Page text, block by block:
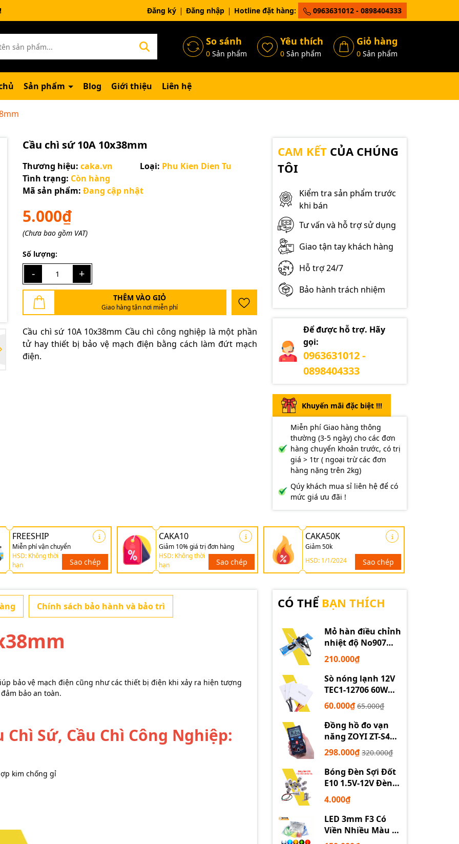
chờ đợi bạn Đăng ký Đăng nhập Hotline đặt hàng: 0963631012 - 0898404333
So sánh
0Sản phẩm
Yêu thích
0Sản phẩm
Giỏ hàng
0Sản phẩm
Sản phẩm Blog Giới thiệu Liên hệ
Cầu chì sứ 10A 10x38mm
Thương hiệu: caka.vn Loại: Phu Kien Dien Tu
Tình trạng: Còn hàng
Mã sản phẩm: Đang cập nhật
5.000₫
(Chưa bao gồm VAT)
Số lượng:
- +
THÊM VÀO GIỎ
Giao hàng tận nơi miễn phí
Cầu chì sứ 10A 10x38mm Cầu chì công nghiệp là một phần
tử hay thiết bị bảo vệ mạch điện bằng cách làm đứt mạch
điện.
CAM KẾTCỦA CHÚNG
TÔI
Kiểm tra sản phẩm trước
khi bán
Tư vấn và hỗ trợ sử dụng
Giao tận tay khách hàng
Hỗ trợ 24/7
Bảo hành trách nhiệm
Để được hỗ trợ. Hãy
gọi:
0963631012 -
0898404333
Khuyến mãi đặc biệt !!!
Miễn phí Giao hàng thông
thường (3-5 ngày) cho các đơn
hàng chuyển khoản trước, có trị
giá > 1tr ( ngoại trừ các đơn
hàng nặng trên 2kg)
Qúy khách mua sỉ liên hệ để có
mức giá ưu đãi !
FREESHIP
Miễn phí vận chuyển
HSD: Không thời
hạn
Sao chép
CAKA10
Giảm 10% giá trị đơn hàng
HSD: Không thời
hạn
Sao chép
CAKA50K
Giảm 50k
HSD: 1/1/2024
Sao chép
Chính sách bảo hành và bảo trì
bảo vệ mạch điện cũng như các thiết bị điện khi xảy ra hiện tượng
bảo an toàn.
Chì Sứ, Cầu Chì Công Nghiệp:
kim chống gỉ
CÓ THỂ BẠN THÍCH
Mỏ hàn điều chỉnh
nhiệt độ No907
60W 220V loại tốt
210.000₫
Sò nóng lạnh 12V
TEC1-12706 60W
12710 100W 12715
150W
60.000₫ 65.000₫
Đồng hồ đo vạn
năng ZOYI ZT-S4
tự động
298.000₫ 320.000₫
Bóng Đèn Sợi Đốt
E10 1.5V-12V Đèn
Thí Nghiệm STEM
4.000₫
LED 3mm F3 Có
Viền Nhiều Màu –
Trắng Đỏ Xanh